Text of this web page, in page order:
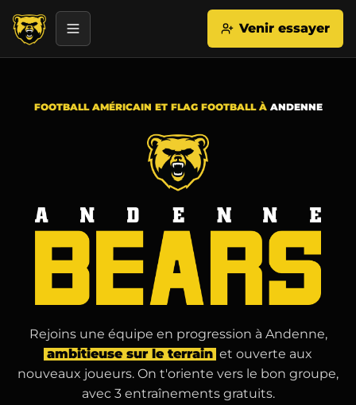
Ouvrir le menu Venir essayer
FOOTBALL AMÉRICAIN ET FLAG FOOTBALL À ANDENNE
Rejoins une équipe en progression à Andenne,
ambitieuse sur le terrain et ouverte aux
nouveaux joueurs. On t'oriente vers le bon groupe,
avec 3 entraînements gratuits.